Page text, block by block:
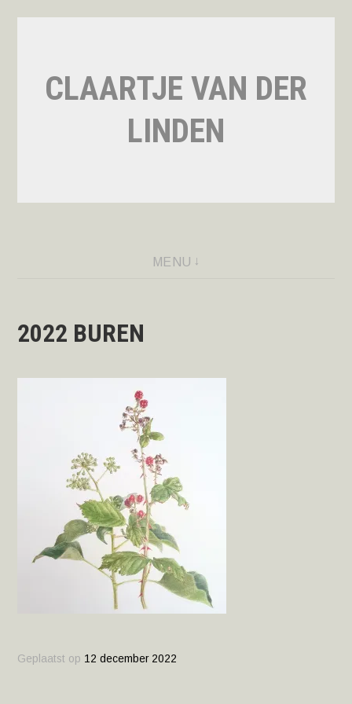
springenCLAARTJE VAN DER
LINDEN
MENU
2022 BUREN
Geplaatst op 12 december 2022